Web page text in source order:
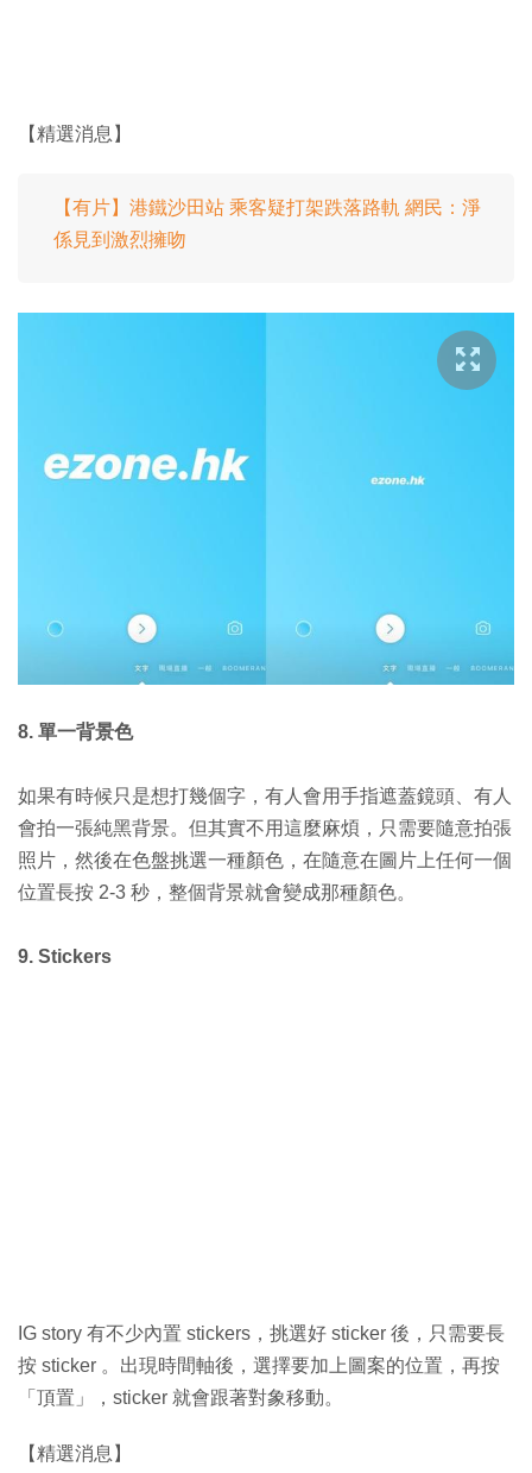
【精選消息】
【有片】港鐵沙田站 乘客疑打架跌落路軌 網民：淨
係見到激烈擁吻
8. 單一背景色
如果有時候只是想打幾個字，有人會用手指遮蓋鏡頭、有人
會拍一張純黑背景。但其實不用這麼麻煩，只需要隨意拍張
照片，然後在色盤挑選一種顏色，在隨意在圖片上任何一個
位置長按 2-3 秒，整個背景就會變成那種顏色。
9. Stickers
IG story 有不少內置 stickers，挑選好 sticker 後，只需要長
按 sticker 。出現時間軸後，選擇要加上圖案的位置，再按
「頂置」，sticker 就會跟著對象移動。
【精選消息】